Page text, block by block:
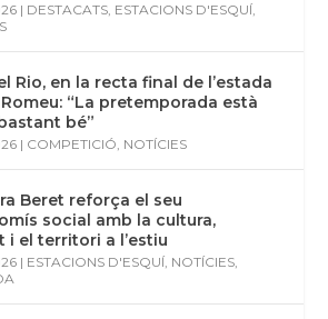
| DESTACATS, ESTACIONS D'ESQUÍ,
Rio, en la recta final de l’estada
“La pretemporada està
bé”
| COMPETICIÓ, NOTÍCIES
Beret reforça el seu
social amb la cultura,
i el territori a l’estiu
| ESTACIONS D'ESQUÍ, NOTÍCIES,